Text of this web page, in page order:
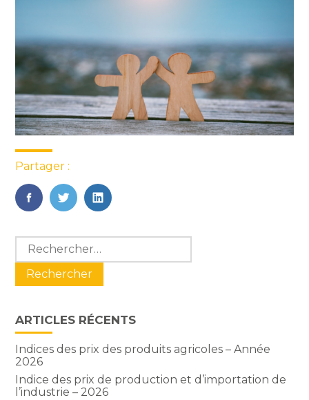
Partager :
FaceBook
TwitterLinkedIn
Blog
sidebar
Rechercher :
ARTICLES RÉCENTS
Indices des prix des produits agricoles – Année
2026
Indice des prix de production et d’importation de
l’industrie – 2026